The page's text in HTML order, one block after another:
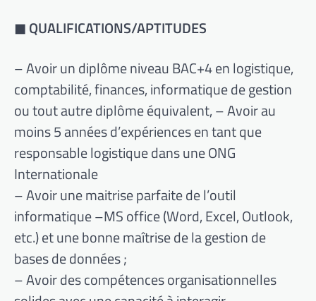
◼ QUALIFICATIONS/APTITUDES
– Avoir un diplôme niveau BAC+4 en logistique,
comptabilité, finances, informatique de gestion
ou tout autre diplôme équivalent, – Avoir au
moins 5 années d’expériences en tant que
responsable logistique dans une ONG
Internationale
– Avoir une maitrise parfaite de l’outil
informatique –MS office (Word, Excel, Outlook,
etc.) et une bonne maîtrise de la gestion de
bases de données ;
– Avoir des compétences organisationnelles